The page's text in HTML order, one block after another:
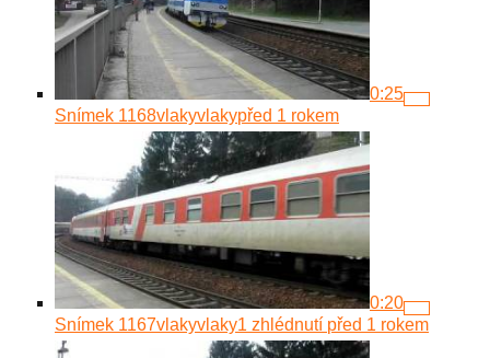
0:25
Snímek 1168vlakyvlakypřed 1 rokem
0:20
Snímek 1167vlakyvlaky1 zhlédnutí před 1 rokem